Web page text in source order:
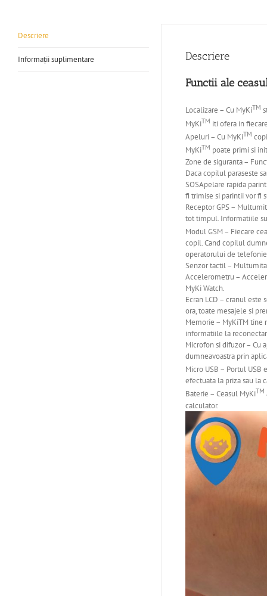
Descriere
Informații suplimentare Descriere
Functii ale
Localizare – Cu MyKiTM
MyKiTM iti ofera in
Apeluri – Cu MyKiTM
MyKiTM poate primi si
Zone de siguranta –
Daca copilul paraseste
SOSApelare rapida
fi trimise si parintii vor fi
Receptor GPS –
tot timpul. Informatiile
Modul GSM – Fiecare
copil. Cand copilul
operatorului de
Senzor tactil –
Accelerometru –
MyKi Watch.
Ecran LCD – cranul
ora, toate mesajele si
Memorie – MyKiTM tine
informatiile la
Microfon si difuzor – Cu
dumneavoastra prin
Micro USB – Portul USB
efectuata la priza sau la
Baterie – Ceasul MyKiTM
calculator.